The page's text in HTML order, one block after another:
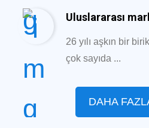
Uluslararası
26 yılı aşkın bir
çok sayıda ...
DAHA